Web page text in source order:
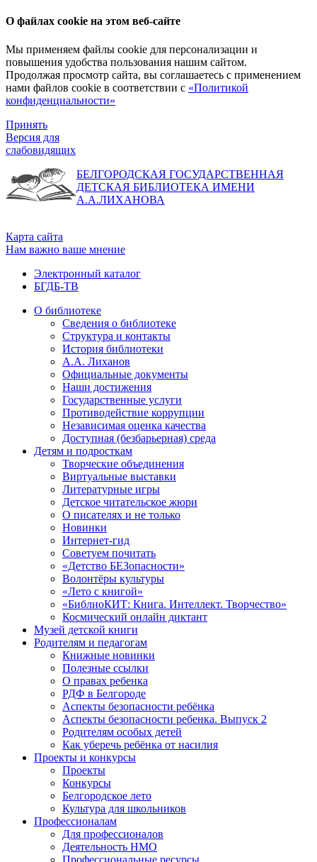
О файлах cookie на этом веб-сайте
Мы применяем файлы cookie для персонализации и
повышения удобства пользования нашим сайтом.
Продолжая просмотр сайта, вы соглашаетесь с применением
нами файлов cookie в соответствии с «Политикой
конфиденциальности»
Принять
Версия для
слабовидящих
БЕЛГОРОДСКАЯ ГОСУДАРСТВЕННАЯ
ДЕТСКАЯ БИБЛИОТЕКА ИМЕНИ
А.А.ЛИХАНОВА
Карта сайта
Нам важно ваше мнение
Электронный каталог
БГДБ-ТВ
О библиотеке
Сведения о библиотеке
Структура и контакты
История библиотеки
А.А. Лиханов
Официальные документы
Наши достижения
Государственные услуги
Противодействие коррупции
Независимая оценка качества
Доступная (безбарьерная) среда
Детям и подросткам
Творческие объединения
Виртуальные выставки
Литературные игры
Детское читательское жюри
О писателях и не только
Новинки
Интернет-гид
Советуем почитать
«Детство БЕЗопасности»
Волонтёры культуры
«Лето с книгой»
«БиблиоКИТ: Книга. Интеллект. Творчество»
Космический онлайн диктант
Музей детской книги
Родителям и педагогам
Книжные новинки
Полезные ссылки
О правах ребенка
РДФ в Белгороде
Аспекты безопасности ребёнка
Аспекты безопасности ребенка. Выпуск 2
Родителям особых детей
Как уберечь ребёнка от насилия
Проекты и конкурсы
Проекты
Конкурсы
Белгородское лето
Культура для школьников
Профессионалам
Для профессионалов
Деятельность НМО
Профессиональные ресурсы